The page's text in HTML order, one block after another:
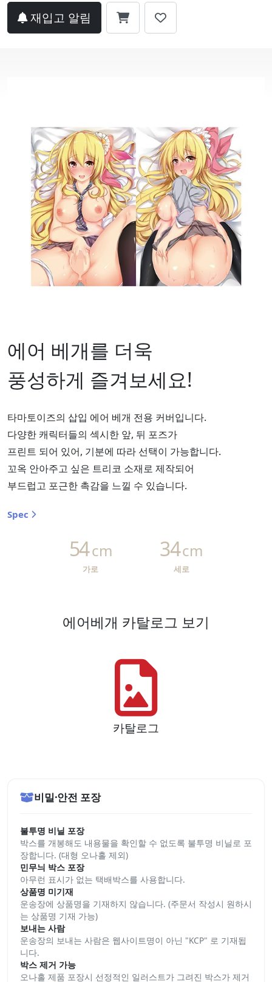
재입고 알림
에어 베개를 더욱
풍성하게 즐겨보세요!
타마토이즈의 삽입 에어 베개 전용 커버입니다.
다양한 캐릭터들의 섹시한 앞, 뒤 포즈가
프린트 되어 있어, 기분에 따라 선택이 가능합니다.
꼬옥 안아주고 싶은 트리코 소재로 제작되어
부드럽고 포근한 촉감을 느낄 수 있습니다.
Spec
가로
54cm
세로
34cm
에어베개 카탈로그 보기
카탈로그
비밀·안전 포장
불투명 비닐 포장
박스를 개봉해도 내용물을 확인할 수 없도록 불투명 비닐로 포
장합니다. (대형 오나홀 제외)
민무늬 박스 포장
아무런 표시가 없는 택배박스를 사용합니다.
상품명 미기재
운송장에 상품명을 기재하지 않습니다. (주문서 작성시 원하시
는 상품명 기재 가능)
보내는 사람
운송장의 보내는 사람은 웹사이트명이 아닌 "KCP" 로 기재됩
니다.
박스 제거 가능
오나홀 제품 포장시 선정적인 일러스트가 그려진 박스가 제거